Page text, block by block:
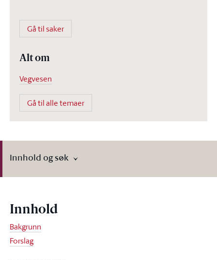
Gå til saker
Alt om
Vegvesen
Gå til alle temaer
Innhold og søk
Innhold
Bakgrunn
Forslag